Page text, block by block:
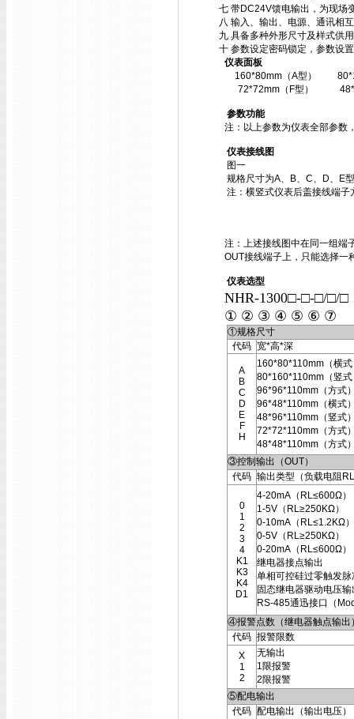
七 带DC24V馈电输出，为现场
八 输入、输出、电源、通讯相
九 具备多种外形尺寸及样式供
十 参数设定密码锁定，参数设
仪表面板
160*80mm（A型）
72*72mm（F型）
参数功能
注：以上参数为仪表全部参数
仪表接线图
图一
规格尺寸为A、B、C、D、E
注：横竖式仪表后盖接线端
注：上述接线图中在同一组端
OUT接线端子上，只能选择一
仪表选型
NHR-1300□-□-□/□/□
① ② ③ ④ ⑤ ⑥ ⑦
①规格尺寸
代码 宽*高*深
A
B
C
D
E
F
H
160*80*110mm（横式
80*160*110mm（竖式
96*96*110mm（方式
96*48*110mm（横式
48*96*110mm（竖式
72*72*110mm（方式
48*48*110mm（方式
③控制输出（OUT）
代码 输出类型（负载电阻
0
1
2
3
4
K1
K3
K4
D1
4-20mA（RL≤600Ω）
1-5V（RL≥250KΩ）
0-10mA（RL≤1.2KΩ）
0-5V（RL≥250KΩ）
0-20mA（RL≤600Ω）
继电器接点输出
单相可控硅过零触发脉
固态继电器驱动电压输
RS-485通迅接口（
④报警点数（继电器触点输出
代码 报警限数
X
1
2
无输出
1限报警
2限报警
⑤配电输出
代码 配电输出（输出电压）